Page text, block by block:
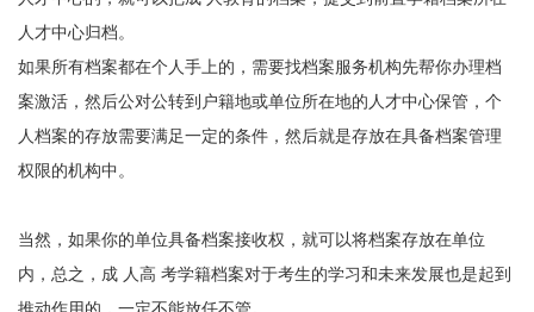
人才中心归档。
如果所有档案都在个人手上的，需要找档案服务机构先帮你办理档
案激活，然后公对公转到户籍地或单位所在地的人才中心保管，个
人档案的存放需要满足一定的条件，然后就是存放在具备档案管理
权限的机构中。
当然，如果你的单位具备档案接收权，就可以将档案存放在单位
内，总之，成 人高 考学籍档案对于考生的学习和未来发展也是起到